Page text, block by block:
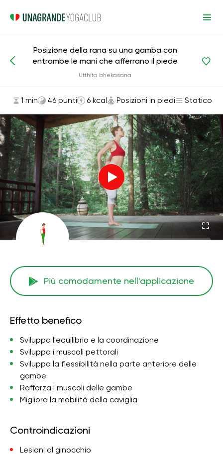
Asana ed esercizi Posizioni in piedi
Posizione della rana su una gamba con
entrambe le mani che afferrano il piede
Utthita bhekasana
1 min 46 punti 6 kcal Posizioni in piedi Statico
Più comodamente nell'applicazione
Effetto benefico
Sviluppa l'equilibrio e la coordinazione
Sviluppa i muscoli pettorali
Sviluppa la flessibilità nella parte anteriore delle
gambe
Rafforza i muscoli delle gambe
Migliora la mobilità della caviglia
Controindicazioni
Lesioni al ginocchio